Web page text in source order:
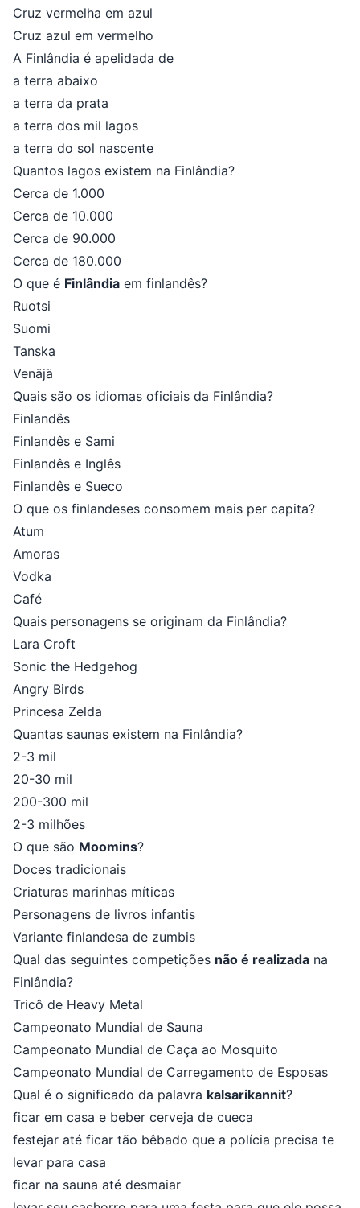
Cruz vermelha em azul
Cruz azul em vermelho
A Finlândia é apelidada de
a terra abaixo
a terra da prata
a terra dos mil lagos
a terra do sol nascente
Quantos lagos existem na Finlândia?
Cerca de 1.000
Cerca de 10.000
Cerca de 90.000
Cerca de 180.000
O que é Finlândia em finlandês?
Ruotsi
Suomi
Tanska
Venäjä
Quais são os idiomas oficiais da Finlândia?
Finlandês
Finlandês e Sami
Finlandês e Inglês
Finlandês e Sueco
O que os finlandeses consomem mais per capita?
Atum
Amoras
Vodka
Café
Quais personagens se originam da Finlândia?
Lara Croft
Sonic the Hedgehog
Angry Birds
Princesa Zelda
Quantas saunas existem na Finlândia?
2-3 mil
20-30 mil
200-300 mil
2-3 milhões
O que são Moomins?
Doces tradicionais
Criaturas marinhas míticas
Personagens de livros infantis
Variante finlandesa de zumbis
Qual das seguintes competições não é realizada na
Finlândia?
Tricô de Heavy Metal
Campeonato Mundial de Sauna
Campeonato Mundial de Caça ao Mosquito
Campeonato Mundial de Carregamento de Esposas
Qual é o significado da palavra kalsarikannit?
ficar em casa e beber cerveja de cueca
festejar até ficar tão bêbado que a polícia precisa te
levar para casa
ficar na sauna até desmaiar